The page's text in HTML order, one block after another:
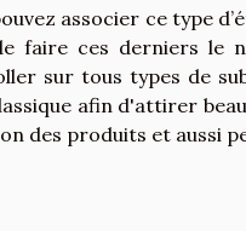
associer ce type
faire ces derniers le
sur tous types de
afin d'attirer
des produits et aussi